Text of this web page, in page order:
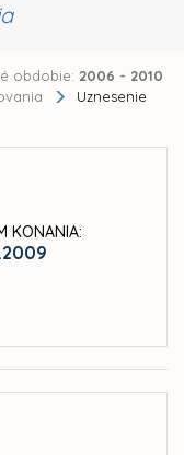
obdobie: 2006 - 2010
Uznesenie
KONANIA: